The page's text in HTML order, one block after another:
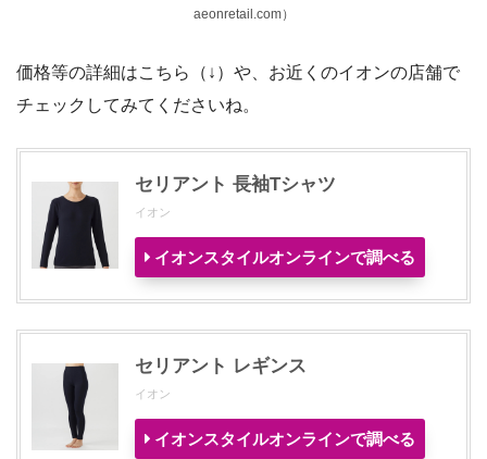
aeonretail.com）
価格等の詳細はこちら（↓）や、お近くのイオンの店舗で
チェックしてみてくださいね。
セリアント 長袖Tシャツ
イオン
イオンスタイルオンラインで調べる
セリアント レギンス
イオン
イオンスタイルオンラインで調べる